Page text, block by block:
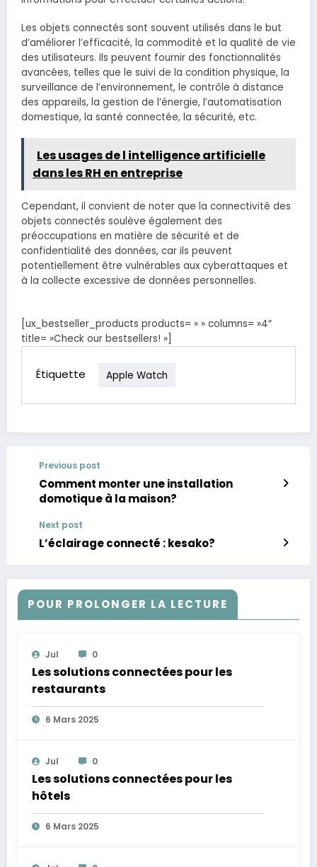
Les objets connectés sont souvent utilisés dans le but
d’améliorer l’efficacité, la commodité et la qualité de vie
des utilisateurs. Ils peuvent fournir des fonctionnalités
avancées, telles que le suivi de la condition physique, la
surveillance de l’environnement, le contrôle à distance
des appareils, la gestion de l’énergie, l’automatisation
domestique, la santé connectée, la sécurité, etc.
Les usages de l intelligence artificielle
dans les RH en entreprise
Cependant, il convient de noter que la connectivité des
objets connectés soulève également des
préoccupations en matière de sécurité et de
confidentialité des données, car ils peuvent
potentiellement être vulnérables aux cyberattaques et
à la collecte excessive de données personnelles.
[ux_bestseller_products products= » » columns= »4″
title= »Check our bestsellers! »]
Étiquette Apple Watch
Previous post
Comment monter une installation
domotique à la maison?
Next post
L’éclairage connecté : kesako?
POUR PROLONGER LA LECTURE
Jul 0
Les solutions connectées pour les
restaurants
6 Mars 2025
Jul 0
Les solutions connectées pour les
hôtels
6 Mars 2025